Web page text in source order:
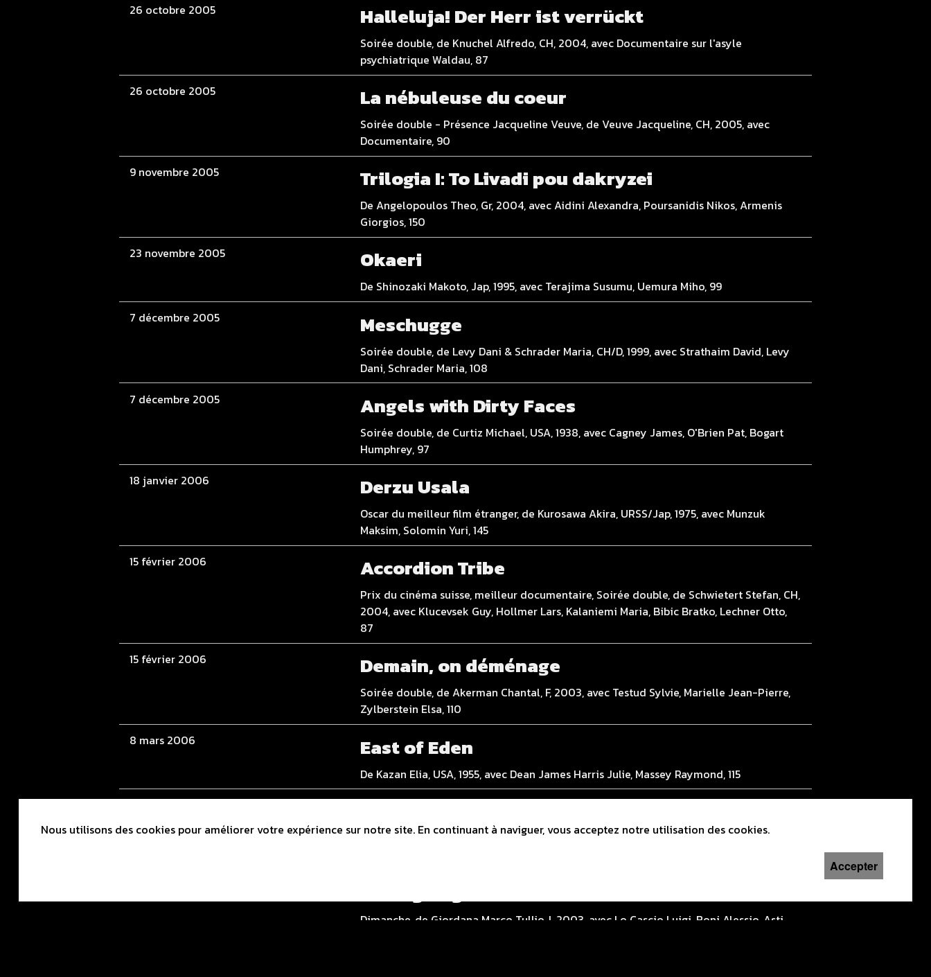
26 octobre 2005
Halleluja! Der Herr ist verrückt
Soirée double, de Knuchel Alfredo, CH, 2004, avec Documentaire sur l'asyle
psychiatrique Waldau, 87
26 octobre 2005
La nébuleuse du coeur
Soirée double - Présence Jacqueline Veuve, de Veuve Jacqueline, CH, 2005, avec
Documentaire, 90
9 novembre 2005
Trilogia I: To Livadi pou dakryzei
De Angelopoulos Theo, Gr, 2004, avec Aidini Alexandra, Poursanidis Nikos, Armenis
Giorgios, 150
23 novembre 2005
Okaeri
De Shinozaki Makoto, Jap, 1995, avec Terajima Susumu, Uemura Miho, 99
7 décembre 2005
Meschugge
Soirée double, de Levy Dani & Schrader Maria, CH/D, 1999, avec Strathaim David, Levy
Dani, Schrader Maria, 108
7 décembre 2005
Angels with Dirty Faces
Soirée double, de Curtiz Michael, USA, 1938, avec Cagney James, O'Brien Pat, Bogart
Humphrey, 97
18 janvier 2006
Derzu Usala
Oscar du meilleur film étranger, de Kurosawa Akira, URSS/Jap, 1975, avec Munzuk
Maksim, Solomin Yuri, 145
15 février 2006
Accordion Tribe
Prix du cinéma suisse, meilleur documentaire, Soirée double, de Schwietert Stefan, CH,
2004, avec Klucevsek Guy, Hollmer Lars, Kalaniemi Maria, Bibic Bratko, Lechner Otto,
87
15 février 2006
Demain, on déménage
Soirée double, de Akerman Chantal, F, 2003, avec Testud Sylvie, Marielle Jean-Pierre,
Zylberstein Elsa, 110
8 mars 2006
East of Eden
De Kazan Elia, USA, 1955, avec Dean James Harris Julie, Massey Raymond, 115
De Nettelbeck Sandra, D, 2000, avec Gedeck Martina, Foerste Maxime, Castellitto
Dimanche, de Giordana Marco Tullio, I, 2003, avec Lo Cascio Luigi, Boni Alessio, Asti
Nous utilisons des cookies pour améliorer votre expérience sur notre site. En continuant à naviguer, vous acceptez notre utilisation des cookies.
Accepter